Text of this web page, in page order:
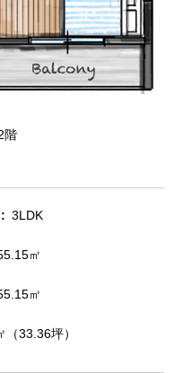
階
3LDK
㎡
㎡
（33.36坪）